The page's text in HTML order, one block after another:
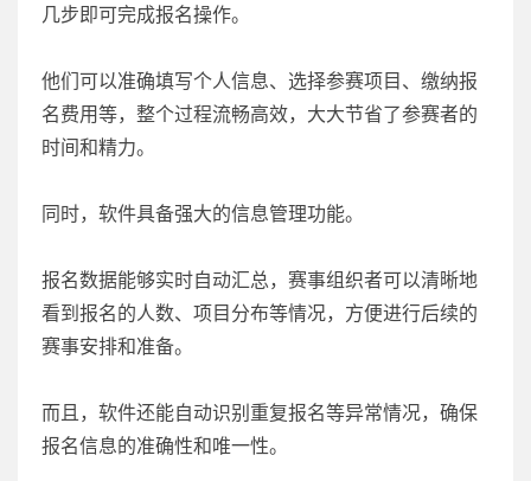
几步即可完成报名操作。
他们可以准确填写个人信息、选择参赛项目、缴纳报
名费用等，整个过程流畅高效，大大节省了参赛者的
时间和精力。
同时，软件具备强大的信息管理功能。
报名数据能够实时自动汇总，赛事组织者可以清晰地
看到报名的人数、项目分布等情况，方便进行后续的
赛事安排和准备。
而且，软件还能自动识别重复报名等异常情况，确保
报名信息的准确性和唯一性。